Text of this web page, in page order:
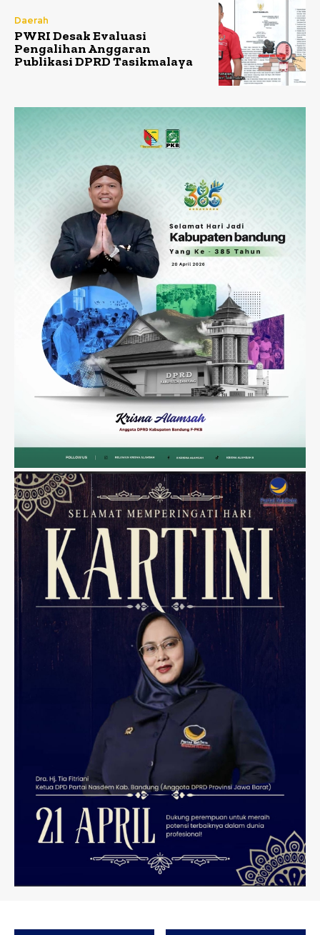
Daerah
PWRI Desak Evaluasi
Pengalihan Anggaran
Publikasi DPRD Tasikmalaya